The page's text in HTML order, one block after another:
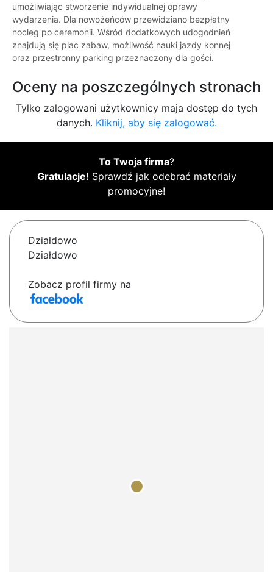
umożliwiając stworzenie indywidualnej oprawy
wydarzenia. Dla nowożeńców przewidziano bezpłatny
nocleg po ceremonii. Wśród dodatkowych udogodnień
znajdują się plac zabaw, możliwość nauki jazdy konnej
oraz przestronny parking przeznaczony dla gości.
Oceny na poszczególnych stronach
Tylko zalogowani użytkownicy maja dostęp do tych
danych. Kliknij, aby się zalogować.
To Twoja firma?
Gratulacje! Sprawdź jak odebrać materiały
promocyjne!
Działdowo
Działdowo
Zobacz profil firmy na